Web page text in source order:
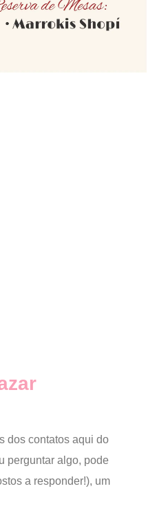
dos contatos aqui do
perguntar algo, pode
a responder!), um